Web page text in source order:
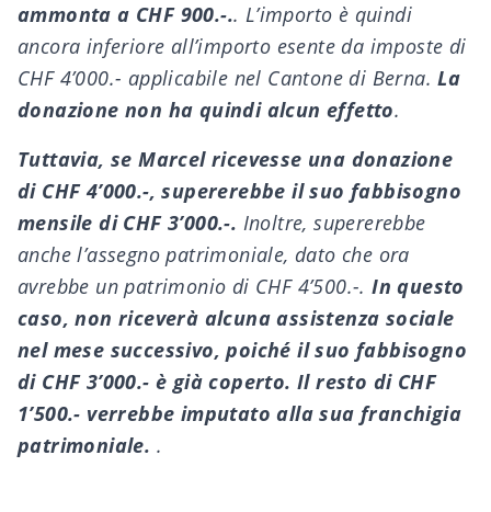
ammonta a CHF 900.-.. L’importo è quindi
ancora inferiore all’importo esente da imposte di
CHF 4’000.- applicabile nel Cantone di Berna.La
donazione non ha quindi alcun effetto.
Tuttavia, se Marcel ricevesse una donazione
di CHF 4’000.-, supererebbe il suo fabbisogno
mensile di CHF 3’000.-. Inoltre, supererebbe
anche l’assegno patrimoniale, dato che ora
avrebbe un patrimonio di CHF 4’500.-.In questo
caso, non riceverà alcuna assistenza sociale
nel mese successivo, poiché il suo fabbisogno
di CHF 3’000.- è già coperto. Il resto di CHF
1’500.- verrebbe imputato alla sua franchigia
patrimoniale. .